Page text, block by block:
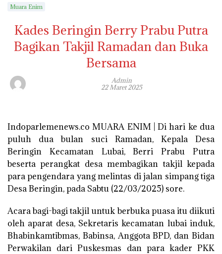
Muara Enim
Kades Beringin Berry Prabu Putra
Bagikan Takjil Ramadan dan Buka
Bersama
Admin
22 Maret 2025
Indoparlemenews.co MUARA ENIM | Di hari ke dua
puluh dua bulan suci Ramadan, Kepala Desa
Beringin Kecamatan Lubai, Berri Prabu Putra
beserta perangkat desa membagikan takjil kepada
para pengendara yang melintas di jalan simpang tiga
Desa Beringin, pada Sabtu (22/03/2025) sore.
Acara bagi-bagi takjil untuk berbuka puasa itu diikuti
oleh aparat desa, Sekretaris kecamatan lubai induk,
Bhabinkamtibmas, Babinsa, Anggota BPD, dan Bidan
Perwakilan dari Puskesmas dan para kader PKK